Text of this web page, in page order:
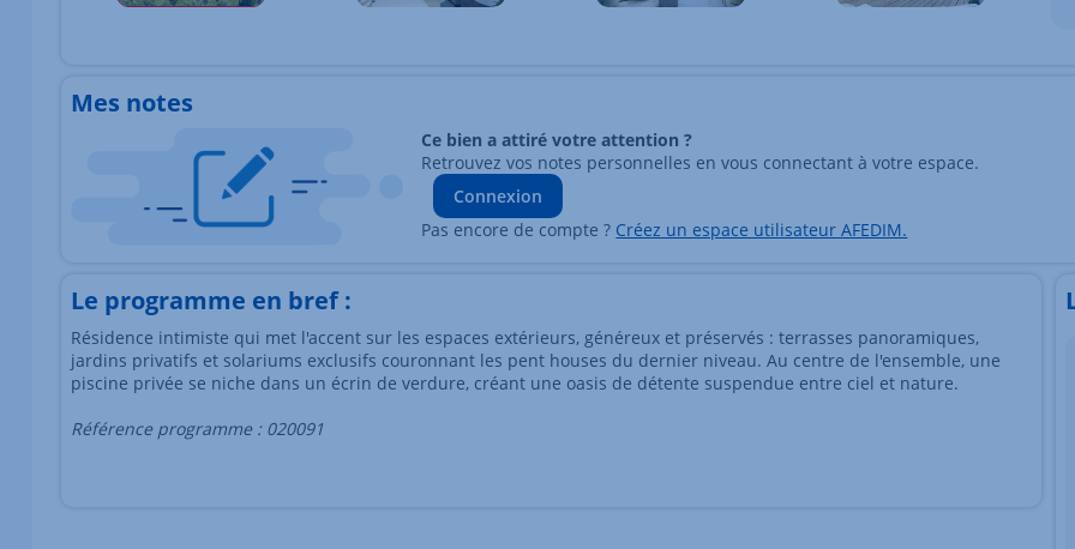
Mes notes
Ce bien a attiré votre attention ?
Retrouvez vos notes personnelles en vous connectant à votre espace.
Connexion
Pas encore de compte ? Créez un espace utilisateur AFEDIM.
Le programme en bref :
Résidence intimiste qui met l'accent sur les espaces extérieurs, généreux et préservés : terrasses panoramiques,
jardins privatifs et solariums exclusifs couronnant les pent houses du dernier niveau. Au centre de l'ensemble, une
piscine privée se niche dans un écrin de verdure, créant une oasis de détente suspendue entre ciel et nature.
Référence programme : 020091